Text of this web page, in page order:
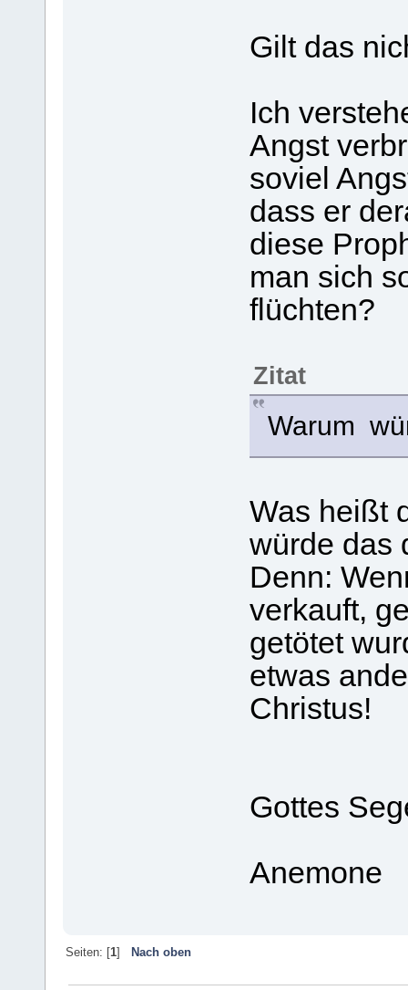
Gilt das
Ich
Angst
soviel
dass er
diese
man sich
flüchten?
Zitat
Warum
Was heißt
würde das
Denn:
verkauft,
getötet
etwas
Christus!
Gottes
Anemone
Seiten: [1] Nach oben